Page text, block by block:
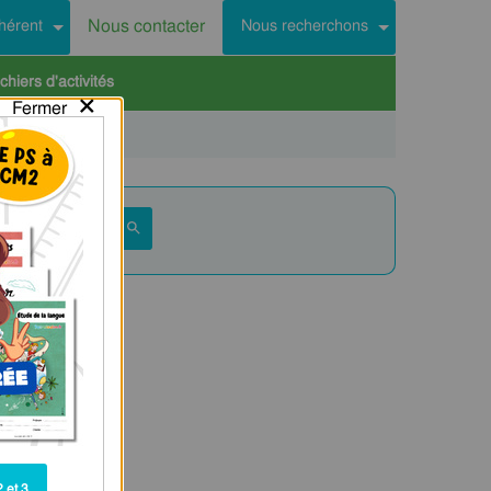
Nous contacter Nous recherchons
d'activités
Fermer×